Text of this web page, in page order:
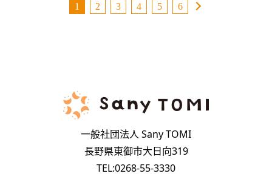
1 2 3 4 5 6
一般社団法人 Sany TOMI
長野県東御市大日向319
TEL:0268-55-3330